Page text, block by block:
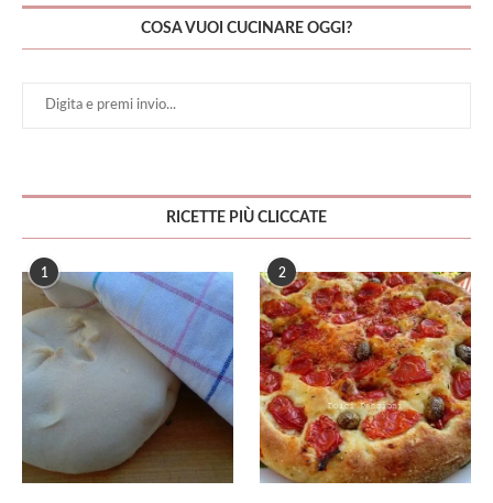
COSA VUOI CUCINARE OGGI?
RICETTE PIÙ CLICCATE
1 2